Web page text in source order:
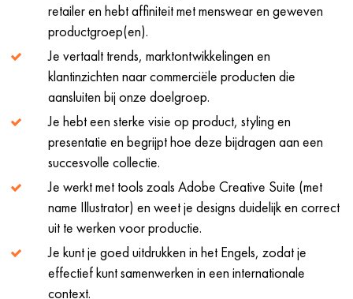
retailer en hebt affiniteit met menswear en geweven
productgroep(en).
Je vertaalt trends, marktontwikkelingen en
klantinzichten naar commerciële producten die
aansluiten bij onze doelgroep.
Je hebt een sterke visie op product, styling en
presentatie en begrijpt hoe deze bijdragen aan een
succesvolle collectie.
Je werkt met tools zoals Adobe Creative Suite (met
name Illustrator) en weet je designs duidelijk en correct
uit te werken voor productie.
Je kunt je goed uitdrukken in het Engels, zodat je
effectief kunt samenwerken in een internationale
context.